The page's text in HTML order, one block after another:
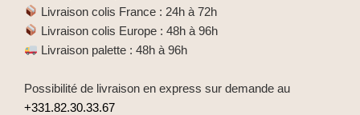
Livraison colis France : 24h à 72h
Livraison colis Europe : 48h à 96h
Livraison palette : 48h à 96h
Possibilité de livraison en express sur demande au
+331.82.30.33.67